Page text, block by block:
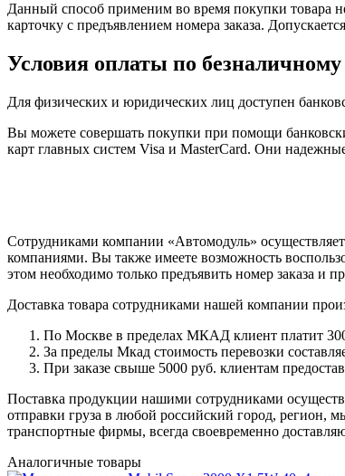
Данный способ применим во время покупки товара
карточку с предъявлением номера заказа.
Условия оплаты по безналичному
Для физических и юридических лиц доступен
Вы можете совершать покупки при помощи
карт главных систем Visa и MasterCard. Они
Сотрудниками компании «Автомодуль»
компаниями. Вы также имеете возможность
этом необходимо только предъявить номер заказа и
Доставка товара сотрудниками нашей компании
По Москве в пределах МКАД клиент платит 300
За пределы Мкад стоимость перевозки
При заказе свыше 5000 руб. клиентам
Поставка продукции нашими сотрудниками
отправки груза в любой российский город,
транспортные фирмы, всегда своевременно
Аналогичные товары